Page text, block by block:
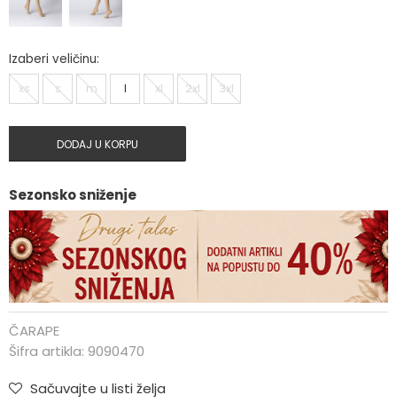
Izaberi veličinu:
xs
s m l xl 2xl 3xl
DODAJ U KORPU
Sezonsko sniženje
ČARAPE
Šifra artikla: 9090470
Sačuvajte u listi želja